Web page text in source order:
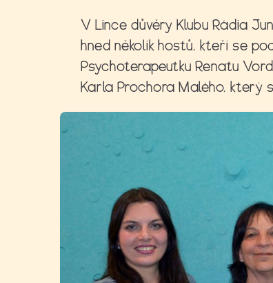
V Lince důvěry Klubu Rádia
hned několik hostů, kteří se
Psychoterapeutku Renatu
Karla Prochora Malého, který